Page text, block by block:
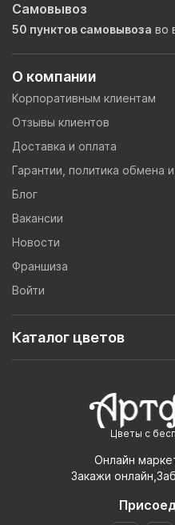
Цветы с
Онлайн
Закажи
О компании
Корпоративным клиентам
Отзывы клиентов
Доставка и оплата
Гарантии, политика обмена
Блог
Вакансии
Новости
Франшиза
Войти
Каталог цветов
Самовывоз
50 пунктов самовывоза во